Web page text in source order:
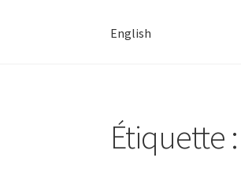
English
Étiquette :